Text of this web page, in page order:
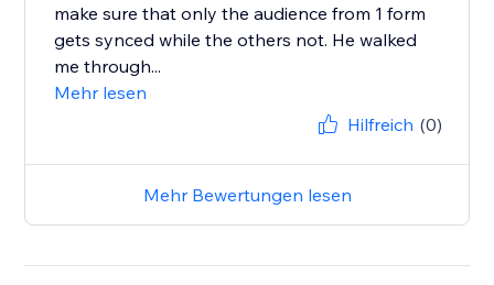
make sure that only the audience from 1 form
gets synced while the others not. He walked
me through...
Mehr lesen
Hilfreich (0)
Mehr Bewertungen lesen